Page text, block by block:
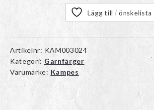
Lägg till i önskelista
Artikelnr: KAM003024
Kategori: Garnfärger
Varumärke: Kampes